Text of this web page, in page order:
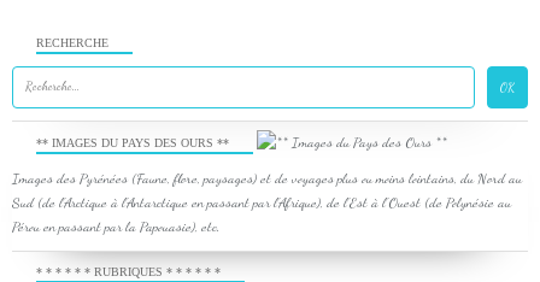
RECHERCHE
** IMAGES DU PAYS DES OURS **
Images des Pyrénées (Faune, flore, paysages) et de voyages plus ou moins lointains, du Nord au
Sud (de l'Arctique à l'Antarctique en passant par l'Afrique), de l'Est à l'Ouest (de Polynésie au
Pérou en passant par la Papouasie), etc.
* * * * * * RUBRIQUES * * * * * *